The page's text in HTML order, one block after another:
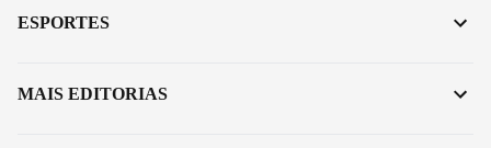
ESPORTES
MAIS EDITORIAS